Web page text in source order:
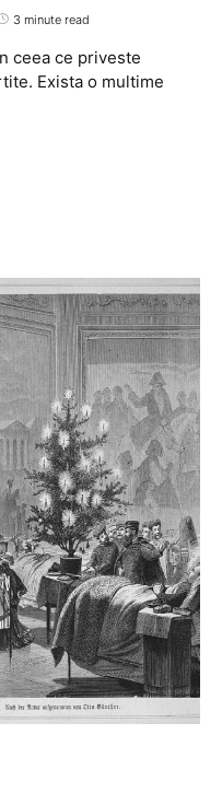
3 minute read
ceea ce priveste
Exista o multime